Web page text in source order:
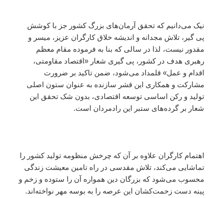
نیک می‌دانیم که تحقق آرمان‌های بزرگ کشور جز با کوشش
پی گیر، تلاش مجدانه و اندیشه خلاق کارگران عزیز، میسر و
مقدور نیست، لذا در سالی که بنا به فرموده مقام معظم
رهبری هدف در کشور، پی گیری شعار «اقتصاد مقاومتی،
اقدام و عمل» قلمداد می‌شود، ضمن تاکید بر ضرورت
مشارکت و همکاری این قشر سازنده به عنوان ستون اصلی
تولید و رکن اساسی توسعه اقتصادی، بدون شک تحقق این
شعار بر گرده‌های ستبر این رادمردان است.
اهتمام کارگران علاوه بر آن که چرخش منظومه تولید کشور را
تماشایی می‌کند، تلاش مقدسی در راه تامین معیشت زندگی
محسوب می‌شود که بزرگان دین همواره آن را ستوده‌ و زخم و
پینه دست زحمت‌کشان این عرصه را به بوسه مهر نواخته‌اند.